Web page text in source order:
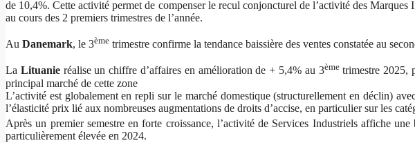
de 10,4%. Cette activité permet de compenser le recul conjoncturel de l’activité des Marques
au cours des 2 premiers trimestres de l’année.
Au Danemark, le 3ème trimestre confirme la tendance baissière des ventes constatée au
La Lituanieréalise un chiffre d’affaires en amélioration de + 5,4% au 3èmetrimestre 2025,
principal marché de cette zone
L’activité est globalement en repli sur le marché domestique (structurellement en déclin)
l’élasticité prix lié aux nombreuses augmentations de droits d’accise, en particulier sur les
Après un premier semestre en forte croissance, l’activité de Services Industriels affiche une
particulièrement élevée en 2024.